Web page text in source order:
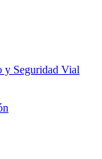
y Seguridad Vial